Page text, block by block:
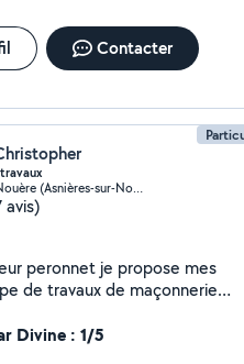
Contacter
Asnières-sur-Nouère (Asnières-sur-Nouère)
avis)
peronnet je propose mes
de travaux de maçonnerie
Divine : 1/5